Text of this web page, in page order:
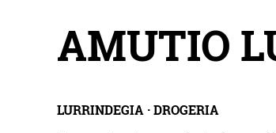
AMUTIO
LURRINDEGIA · DROGERIA